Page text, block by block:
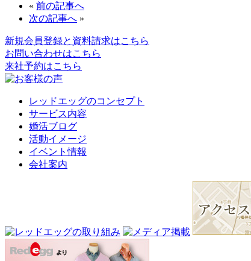
« 前の記事へ
次の記事へ »
新規会員登録と資料請求はこちら
お問い合わせはこちら
来社予約はこちら
レッドエッグのコンセプト
サービス内容
婚活ブログ
活動イメージ
イベント情報
会社案内